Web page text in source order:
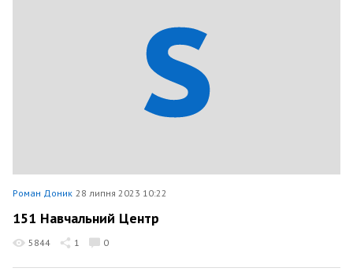
Роман Доник 28 липня 2023 10:22
151 Навчальний Центр
5844 1 0